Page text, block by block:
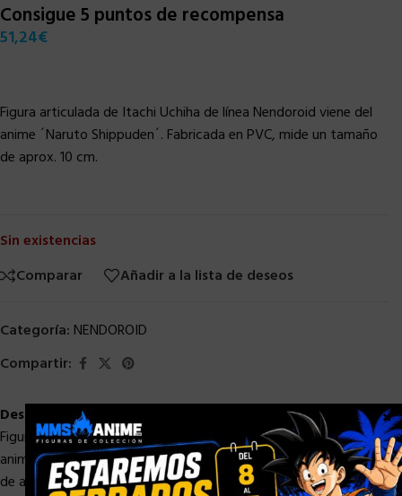
Consigue 5 puntos de recompensa
51,24€
Figura articulada de Itachi Uchiha de línea Nendoroid viene del
anime ´Naruto Shippuden´. Fabricada en PVC, mide un tamaño
de aprox. 10 cm.
Sin existencias
Comparar
Añadir a la lista de deseos
Categoría: NENDOROID
Compartir:
Descripción
Figura articulada de Itachi Uchiha de línea Nendoroid viene del
anime ´Naruto Shippuden´. Fabricada en PVC, mide un tamaño
de aprox. 10 cm.
×